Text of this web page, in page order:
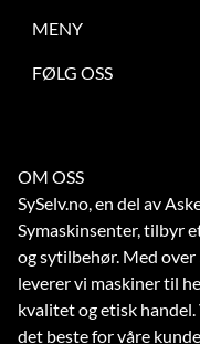
Kontakt oss
MENY
Verksted
Kontakt oss
FØLG OSS
OM OSS
SySelv.no, en del av
Symaskinsenter, tilbyr
og sytilbehør. Med
leverer vi maskiner til
kvalitet og etisk
det beste for våre